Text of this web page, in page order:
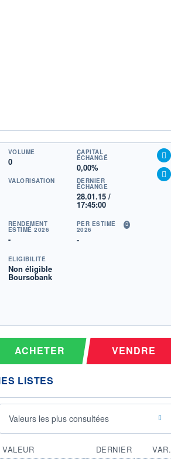
VOLUME
0
CAPITAL
ÉCHANGÉ
0,00%
VALORISATION DERNIER
ÉCHANGE
28.01.15 /
17:45:00
RENDEMENT
ESTIMÉ 2026
-
PER ESTIMÉ
2026
-
ÉLIGIBILITÉ
Non éligible
Boursobank
ACHETER VENDRE
LISTES
Valeurs les plus consultées
VALEUR DERNIER
VAR.